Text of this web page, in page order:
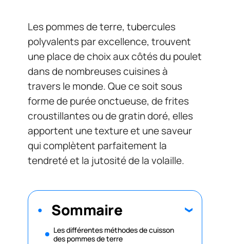
Les pommes de terre, tubercules
polyvalents par excellence, trouvent
une place de choix aux côtés du poulet
dans de nombreuses cuisines à
travers le monde. Que ce soit sous
forme de purée onctueuse, de frites
croustillantes ou de gratin doré, elles
apportent une texture et une saveur
qui complètent parfaitement la
tendreté et la jutosité de la volaille.
Sommaire
Les différentes méthodes de cuisson
des pommes de terre